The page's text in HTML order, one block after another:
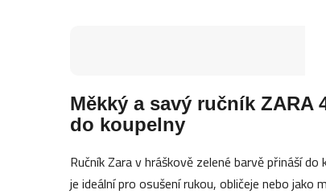
Měkký a savý ručník ZARA
do koupelny
Ručník Zara v hráškově zelené barvě přináší
je ideální pro osušení rukou, obličeje nebo